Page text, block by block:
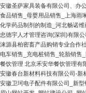
安徽圣萨家具装备有限公司、办
食品销售_母婴用品销售_上海雨
化学药品制剂的制造_河北畅诺维
忠德宇人才管理咨询(深圳)有限公
涞源县柏密畜产品购销专业合作社
电车销售_充电桩销售_轮胎销售
餐饮管理 北京禾安华餐饮管理有
安徽春台新材料科技有限公司-
安徽卫珂电子配件有限公司_新